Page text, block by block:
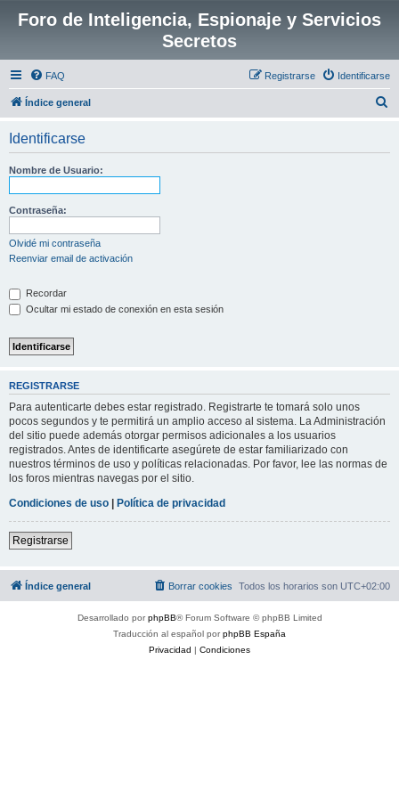
Foro de Inteligencia, Espionaje y Servicios
Secretos
FAQ Identificarse
Registrarse
Índice general
Identificarse
Nombre de Usuario:
Contraseña:
Olvidé mi contraseña
Reenviar email de activación
Recordar
Ocultar mi estado de conexión en esta sesión
REGISTRARSE
Para autenticarte debes estar registrado. Registrarte te tomará solo unos
pocos segundos y te permitirá un amplio acceso al sistema. La Administración
del sitio puede además otorgar permisos adicionales a los usuarios
registrados. Antes de identificarte asegúrete de estar familiarizado con
nuestros términos de uso y políticas relacionadas. Por favor, lee las normas de
los foros mientras navegas por el sitio.
Condiciones de uso | Política de privacidad
Registrarse
Índice general Todos los horarios son UTC+02:00
Borrar cookies
Desarrollado porphpBB® Forum Software © phpBB Limited
Traducción al español porphpBB España
Privacidad | Condiciones